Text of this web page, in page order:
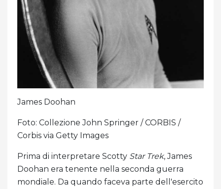
James Doohan
Foto: Collezione John Springer / CORBIS /
Corbis via Getty Images
Prima di interpretare Scotty Star Trek, James
Doohan era tenente nella seconda guerra
mondiale. Da quando faceva parte dell'esercito